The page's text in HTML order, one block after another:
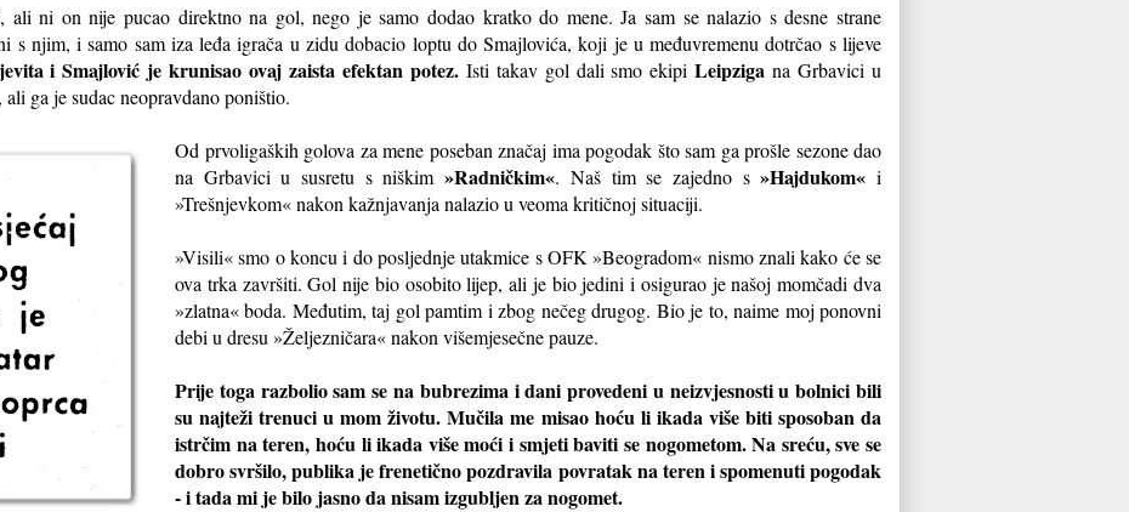
, ali ni on nije pucao direktno na gol, nego je samo dodao kratko do mene. Ja sam se nalazio s desne strane
njim, i samo sam iza leđa igrača u zidu dobacio loptu do Smajlovića, koji je u međuvremenu dotrčao s lijeve
i Smajlović je krunisao ovaj zaista efektan potez.Isti takav gol dali smo ekipiLeipziga na Grbavici u
, ali ga je sudac neopravdano poništio.
Od prvoligaških golova za mene poseban značaj ima pogodak što sam ga prošle sezone dao
na Grbavici u susretu s niškim»Radničkim«. Naš tim se zajedno s»Hajdukom« i
»Trešnjevkom« nakon kažnjavanja nalazio u veoma kritičnoj situaciji.
»Visili« smo o koncu i do posljednje utakmice s OFK »Beogradom« nismo znali kako će se
ova trka završiti. Gol nije bio osobito lijep, ali je bio jedini i osigurao je našoj momčadi dva
»zlatna« boda. Međutim, taj gol pamtim i zbog nečeg drugog. Bio je to, naime moj ponovni
debi u dresu »Željezničara« nakon višemjesečne pauze.
Prije toga razbolio sam se na bubrezima i dani provedeni u neizvjesnosti u bolnici bili
su najteži trenuci u mom životu. Mučila me misao hoću li ikada više biti sposoban da
istrčim na teren, hoću li ikada više moći i smjeti baviti se nogometom. Na sreću, sve se
dobro svršilo, publika je frenetično pozdravila povratak na teren i spomenuti pogodak
- i tada mi je bilo jasno da nisam izgubljen za nogomet.